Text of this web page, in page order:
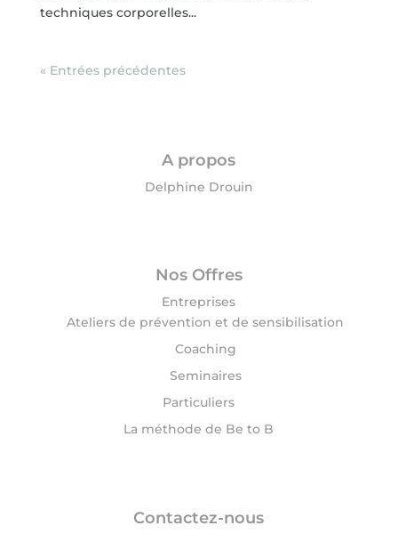
techniques corporelles...
« Entrées précédentes
A propos
Delphine Drouin
Nos Offres
Entreprises
Ateliers de prévention et de sensibilisation
Coaching
Seminaires
Particuliers
La méthode de Be to B
Contactez-nous